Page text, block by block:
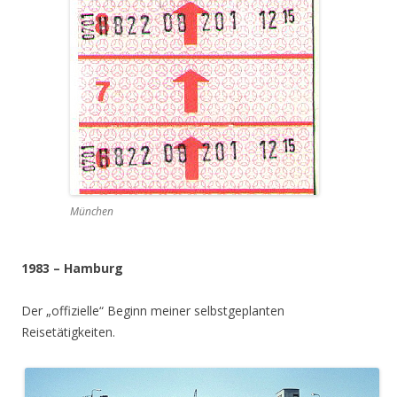
München
1983 – Hamburg
Der „offizielle“ Beginn meiner selbstgeplanten
Reisetätigkeiten.